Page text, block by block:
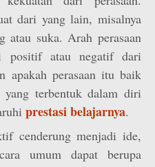
dari yang lain, misalnya
atau suka. Arah perasaan
positif atau negatif dari
apakah perasaan itu baik
yang terbentuk dalam diri
prestasi belajarnya.
cenderung menjadi ide,
umum dapat berupa